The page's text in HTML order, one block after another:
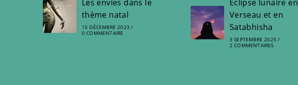
Les envies dans le
thème natal
15 DÉCEMBRE 2023 /
0 COMMENTAIRE
Eclipse lunaire en
Verseau et en
Satabhisha
3 SEPTEMBRE 2025 /
2 COMMENTAIRES